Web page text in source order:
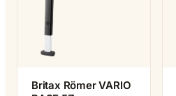
Britax Römer VARIO